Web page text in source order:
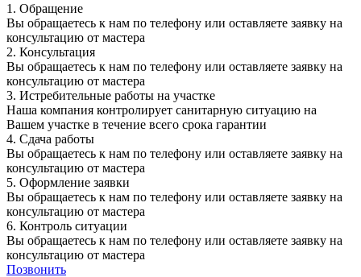
1. Обращение
Вы обращаетесь к нам по телефону или оставляете заявку на
консультацию от мастера
2. Консультация
Вы обращаетесь к нам по телефону или оставляете заявку на
консультацию от мастера
3. Истребительные работы на участке
Наша компания контролирует санитарную ситуацию на
Вашем участке в течение всего срока гарантии
4. Сдача работы
Вы обращаетесь к нам по телефону или оставляете заявку на
консультацию от мастера
5. Оформление заявки
Вы обращаетесь к нам по телефону или оставляете заявку на
консультацию от мастера
6. Контроль ситуации
Вы обращаетесь к нам по телефону или оставляете заявку на
консультацию от мастера
Позвонить